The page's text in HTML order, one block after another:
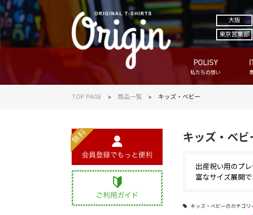
POLISY
私たちの想い
大阪
東京営業部
TOP PAGE 商品一覧 キッズ・ベビー
キッズ・ベビ
出産祝い用のプ
富なサイズ展開
キッズ・ベビーのカテゴリ